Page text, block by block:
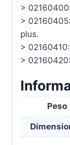
>
>
plus.
>
>
Peso